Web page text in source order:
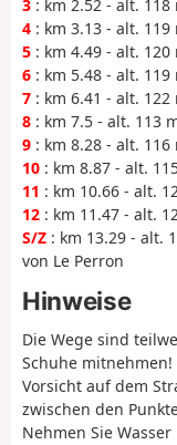
3 : km 2.52 - alt. 118
4 : km 3.13 - alt.
5 : km 4.49 - alt.
6 : km 5.48 - alt. 119
7 : km 6.41 - alt. 122
8 : km 7.5 - alt. 113
9 : km 8.28 - alt. 116
10 : km 8.87 - alt.
11 : km 10.66 - alt.
12 : km 11.47 - alt.
S/Z : km 13.29 - alt.
von Le Perron
Hinweise
Die Wege sind
Schuhe mitnehmen!
Vorsicht auf dem
zwischen den
Nehmen Sie